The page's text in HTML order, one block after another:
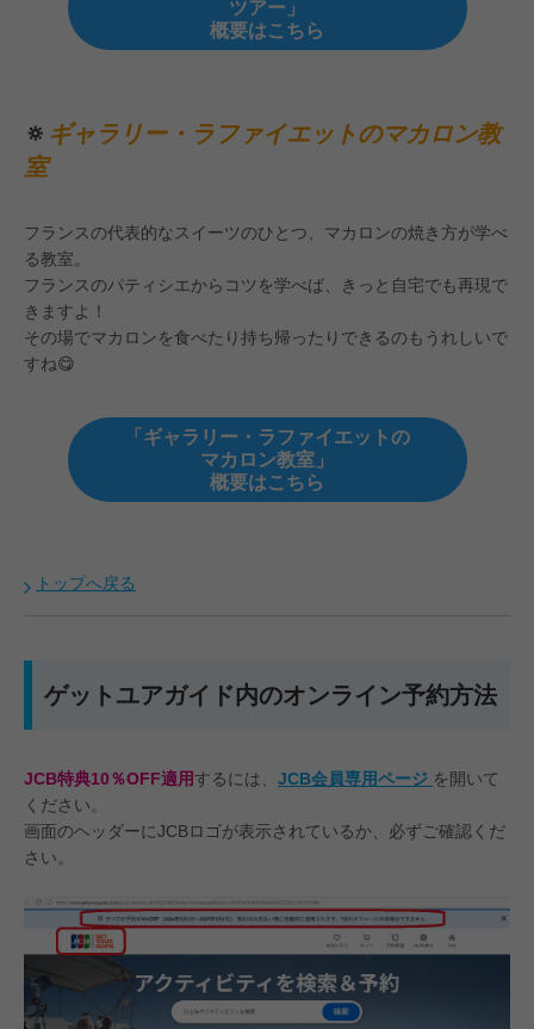
ツアー」
概要はこちら
🔅 ギャラリー・ラファイエットのマカロン教
室
フランスの代表的なスイーツのひとつ、マカロンの焼き方が学べ
る教室。
フランスのパティシエからコツを学べば、きっと自宅でも再現で
きますよ！
その場でマカロンを食べたり持ち帰ったりできるのもうれしいで
すね😋
「ギャラリー・ラファイエットの
マカロン教室」
概要はこちら
トップへ戻る
ゲットユアガイド内のオンライン予約方法
JCB特典10％OFF適用するには、 JCB会員専用ページ を開いて
ください。
画面のヘッダーにJCBロゴが表示されているか、必ずご確認くだ
さい。